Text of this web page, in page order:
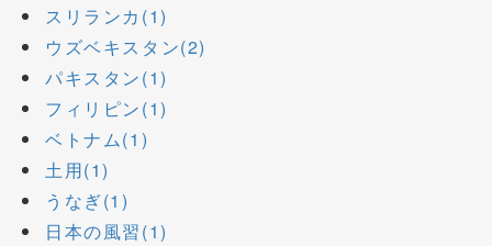
スリランカ(1)
ウズベキスタン(2)
パキスタン(1)
フィリピン(1)
ベトナム(1)
土用(1)
うなぎ(1)
日本の風習(1)